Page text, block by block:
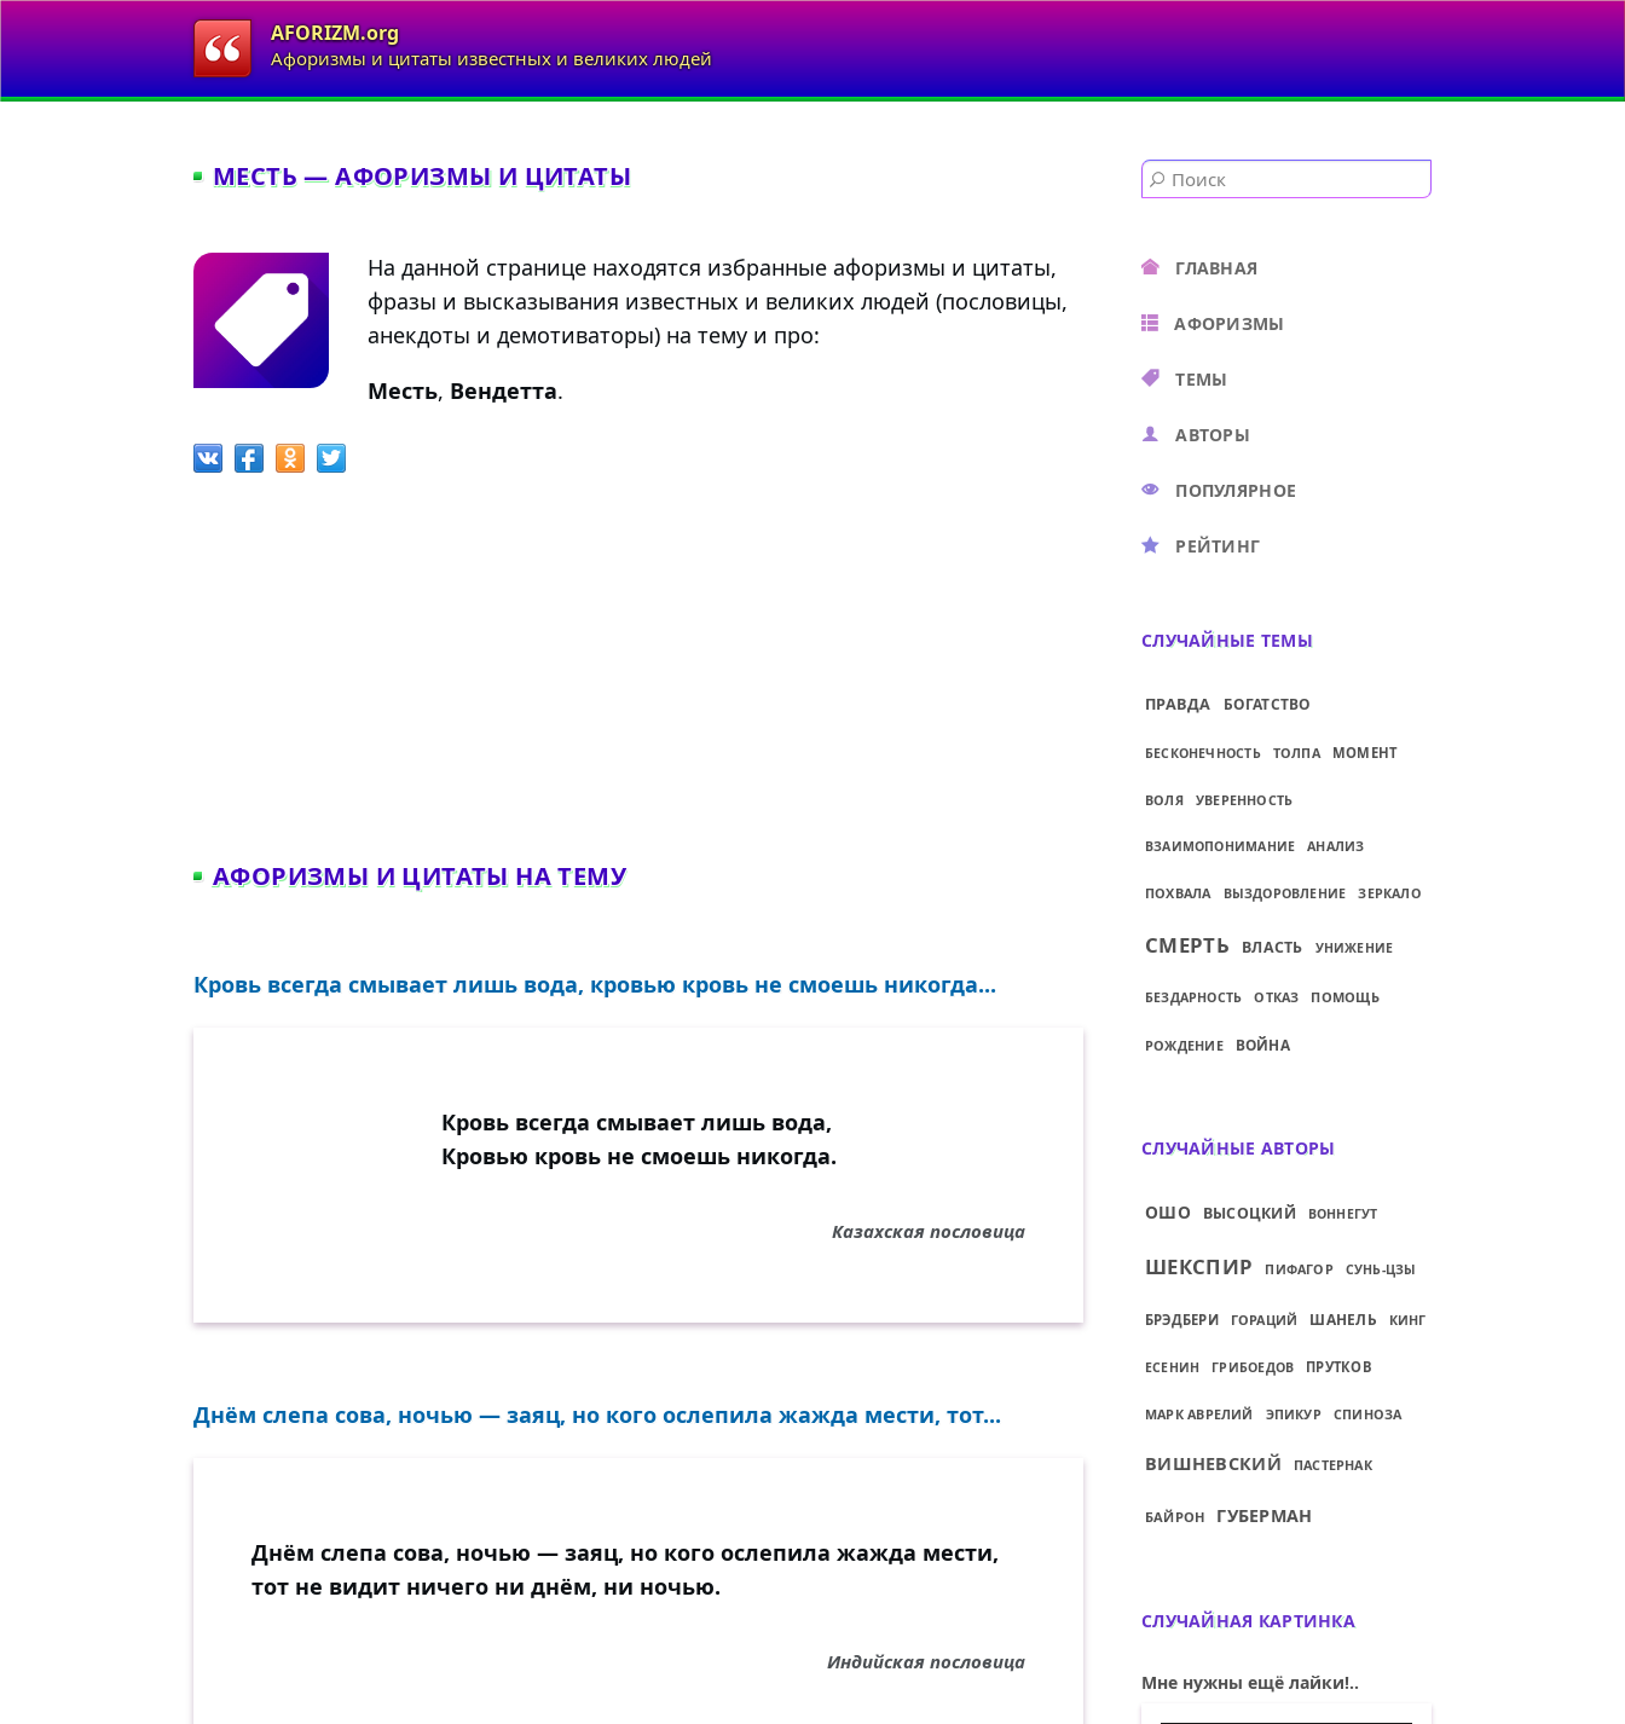
AFORIZM.org
Афоризмы и цитаты известных и великих людей
МЕСТЬ — АФОРИЗМЫ И ЦИТАТЫ
На данной странице находятся избранные афоризмы и цитаты,
фразы и высказывания известных и великих людей (пословицы,
анекдоты и демотиваторы) на тему и про:
Месть, Вендетта.
АФОРИЗМЫ И ЦИТАТЫ НА ТЕМУ
Кровь всегда смывает лишь вода, кровью кровь не смоешь никогда...
Кровь всегда смывает лишь вода,
Кровью кровь не смоешь никогда.
Казахская пословица
Днём слепа сова, ночью — заяц, но кого ослепила жажда мести, тот...
Днём слепа сова, ночью — заяц, но кого ослепила жажда мести,
тот не видит ничего ни днём, ни ночью.
Индийская пословица
ГЛАВНАЯ
АФОРИЗМЫ
ТЕМЫ
АВТОРЫ
ПОПУЛЯРНОЕ
РЕЙТИНГ
СЛУЧАЙНЫЕ ТЕМЫ
ПРАВДА БОГАТСТВО
БЕСКОНЕЧНОСТЬ ТОЛПА МОМЕНТ
ВОЛЯ УВЕРЕННОСТЬ
ВЗАИМОПОНИМАНИЕ АНАЛИЗ
ПОХВАЛА ВЫЗДОРОВЛЕНИЕ ЗЕРКАЛО
СМЕРТЬ ВЛАСТЬ УНИЖЕНИЕ
БЕЗДАРНОСТЬ ОТКАЗ ПОМОЩЬ
РОЖДЕНИЕ ВОЙНА
СЛУЧАЙНЫЕ АВТОРЫ
ОШО ВЫСОЦКИЙ ВОННЕГУТ
ШЕКСПИР ПИФАГОР СУНЬ-ЦЗЫ
БРЭДБЕРИ ГОРАЦИЙ ШАНЕЛЬ КИНГ
ЕСЕНИН ГРИБОЕДОВ ПРУТКОВ
МАРК АВРЕЛИЙ ЭПИКУР СПИНОЗА
ВИШНЕВСКИЙ ПАСТЕРНАК
БАЙРОН ГУБЕРМАН
СЛУЧАЙНАЯ КАРТИНКА
Мне нужны ещё лайки!..